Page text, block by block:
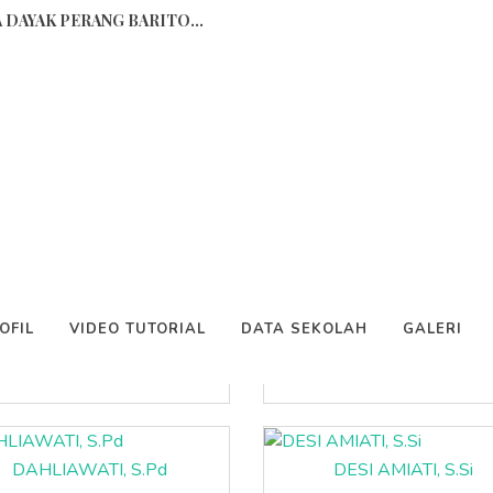
PERANG BARITO...
tapi Banyak Yang tidak...
Desi Amiati, S.Si)...
2023/2024...
VIDEO TUTORIAL DATA SEKOLAH GALERI
ABDUL MUID A, S.Pd ARIF HIDAYAT,S.Pd
DAHLIAWATI, S.Pd DESI AMIATI, S.Si